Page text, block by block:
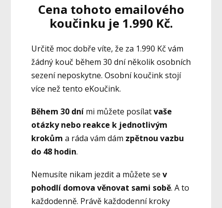
Cena tohoto emailového
koučinku je 1.990 Kč.
Určitě moc dobře víte, že za 1.990 Kč vám
žádný kouč během 30 dní několik osobních
sezení neposkytne. Osobní koučink stojí
více než tento eKoučink.
Během 30 dními můžete posílatvaše
otázky nebo reakce k jednotlivým
krokům a ráda vám dám zpětnou vazbu
do 48 hodin.
Nemusíte nikam jezdit a můžete se v
pohodlí domova věnovat sami sobě. A to
každodenně. Právě každodenní kroky